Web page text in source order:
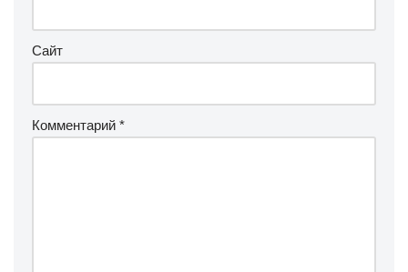
Сайт
Комментарий *